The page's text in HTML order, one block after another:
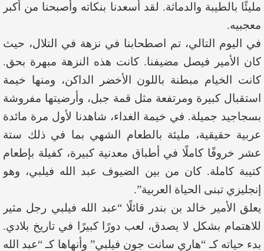
مليئًا بالطيبة والدماثة. لقد أسعدنا بنكاته وأصبحنا من أكبر
معجبيه.
في اليوم التالي، تم اصطحابنا في نزهة في التلال، حيث
كان الأمير فيصل مضيفنا. كانت هذه النزهة مبهرة بحق.
كانت الخيام مبطنة باللون الأخضر الداكن، ومنها خيمة
استقبال كبيرة ومرتفعة مثل قمة جبل، وأرضيتها مفروشة
بسجاجيد جميلة. في خيمة الغداء، شاهدنا لأول مرة مائدة
عربية حقيقية، مليئة بالطعام الشهي بما في ذلك ستة
عشر خروفًا كاملًا في أطباق معدنية كبيرة، كفيلة بإطعام
كتيبة كاملة. كان من بين الضيوف عبد الله فيلبي، وهو
إنجليزي تبنى الحياة العربية”.
يعلق الأمير خالد بن بندر قائلًا “عبد الله فيلبي رجل مثير
للاهتمام بشكل لا يصدق، لعب دورًا كبيرًا في تاريخ بلادي.
بدء حياته كـ “هاري سانت جون فيلبي” وأنهاها كـ “عبد الله